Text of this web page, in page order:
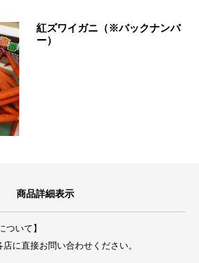
紅ズワイガニ（※バックナンバ
ー）
商品詳細表示
ついて】
に直接お問い合わせください。